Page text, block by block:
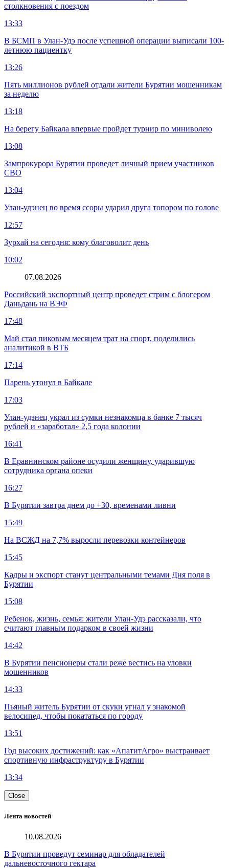
столкновения с поездом
13:33
В БСМП в Улан-Удэ после успешной операции выписали 100-
летнюю пациентку
13:26
Пять миллионов рублей отдали жители Бурятии мошенникам
за неделю
13:18
На берегу Байкала впервые пройдет турнир по миниволею
13:08
Зампрокурора Бурятии проведет личный прием участников
СВО
13:04
Улан-удэнец во время ссоры ударил друга топором по голове
12:57
Зурхай на сегодня: кому благоволит день
10:02
07.08.2026
Российский экспортный центр проведет стрим с блогером
Даньдань на ВЭФ
17:48
Май стал пиковым месяцем трат на спорт, поделились
аналитикой в ВТБ
17:14
Парень утонул в Байкале
17:03
Улан-удэнец украл из сумки незнакомца в банке 7 тысяч
рублей и «заработал» 2,5 года колонии
16:41
В Еравнинском районе осудили женщину, ударившую
сотрудника органа опеки
16:27
В Бурятии завтра днем до +30, временами ливни
15:49
На ВСЖД на 7,7% выросли перевозки контейнеров
15:45
Кадры и экспорт станут центральными темами Дня поля в
Бурятии
15:08
Ребенок, жизнь, семья: жители Улан-Удэ рассказали, что
считают главным подарком в своей жизни
14:42
В Бурятии пенсионеры стали реже вестись на уловки
мошенников
14:33
Пьяный житель Бурятии от скуки угнал у знакомой
велосипед, чтобы покататься по городу
13:51
Год высоких достижений: как «АпатитАгро» выстраивает
спортивную инфраструктуру в Бурятии
13:34
Close
Лента новостей
10.08.2026
В Бурятии проведут семинар для обладателей
дальневосточного гектара